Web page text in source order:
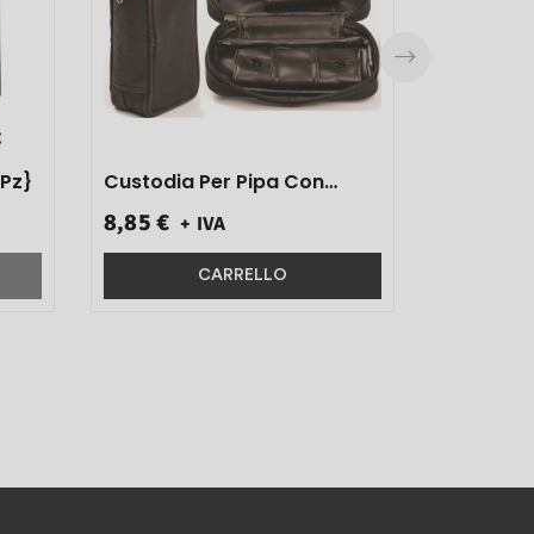
Filter 50 Pz}
Custodia Per Pipa Con
Art.5558000 1 Pz}
8,85 € + IVA
CARRELLO